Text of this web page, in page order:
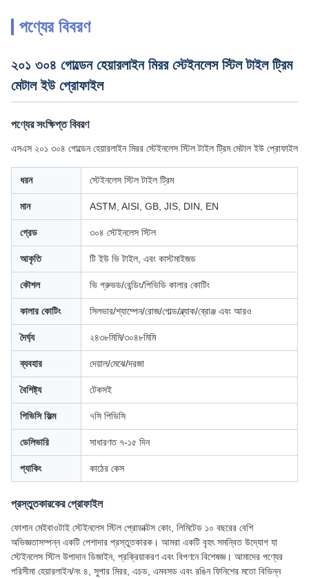
পণ্যের বিবরণ
২০১ ৩০৪ গোল্ডেন হেয়ারলাইন মিরর স্টেইনলেস স্টিল টাইল ট্রিম
মেটাল ইউ প্রোফাইল
পণ্যের সংক্ষিপ্ত বিবরণ
এসএস ২০১ ৩০৪ গোল্ডেন হেয়ারলাইন মিরর স্টেইনলেস স্টিল টাইল ট্রিম মেটাল ইউ প্রোফাইল
ধরন স্টেইনলেস স্টিল টাইল ট্রিম
মান ASTM, AISI, GB, JIS, DIN, EN
গ্রেড ৩০৪ স্টেইনলেস স্টিল
আকৃতি টি ইউ ভি টাইল, এবং কাস্টমাইজড
কৌশল ভি গ্রুভড/বেন্ডিং/পিভিডি কালার কোটিং
কালার কোটিং সিলভার/শ্যাম্পেন/রোজ/গোল্ড/ব্ল্যাক/ব্রোঞ্জ এবং আরও
দৈর্ঘ্য ২৪৩৮মিমি/৩০৪৮মিমি
ব্যবহার দেয়াল/মেঝে/দরজা
বৈশিষ্ট্য টেকসই
পিভিসি ফিল্ম ৭সি পিভিসি
ডেলিভারি সাধারণত ৭-১৫ দিন
প্যাকিং কাঠের কেস
প্রস্তুতকারকের প্রোফাইল
ফোশান মেইবাওটাই স্টেইনলেস স্টিল প্রোডাক্টস কোং, লিমিটেড ১০ বছরের বেশি
অভিজ্ঞতাসম্পন্ন একটি পেশাদার প্রস্তুতকারক। আমরা একটি বৃহৎ সমন্বিত উদ্যোগ যা
স্টেইনলেস স্টিল উপাদান ডিজাইন, প্রক্রিয়াকরণ এবং বিপণনে বিশেষজ্ঞ। আমাদের পণ্যের
পরিসীমা হেয়ারলাইন/নং ৪, সুপার মিরর, এচড, এমবসড এবং রঙিন ফিনিশের মতো বিভিন্ন